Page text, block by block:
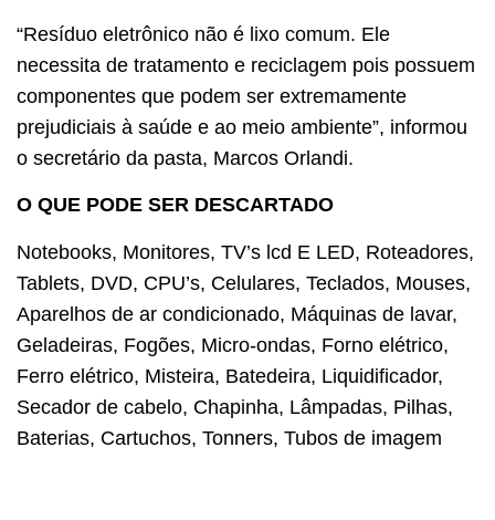
“Resíduo eletrônico não é lixo comum. Ele
necessita de tratamento e reciclagem pois possuem
componentes que podem ser extremamente
prejudiciais à saúde e ao meio ambiente”, informou
o secretário da pasta, Marcos Orlandi.
O QUE PODE SER DESCARTADO
Notebooks, Monitores, TV’s lcd E LED, Roteadores,
Tablets, DVD, CPU’s, Celulares, Teclados, Mouses,
Aparelhos de ar condicionado, Máquinas de lavar,
Geladeiras, Fogões, Micro-ondas, Forno elétrico,
Ferro elétrico, Misteira, Batedeira, Liquidificador,
Secador de cabelo, Chapinha, Lâmpadas, Pilhas,
Baterias, Cartuchos, Tonners, Tubos de imagem